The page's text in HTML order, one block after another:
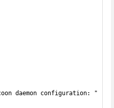
daemon configuration: "